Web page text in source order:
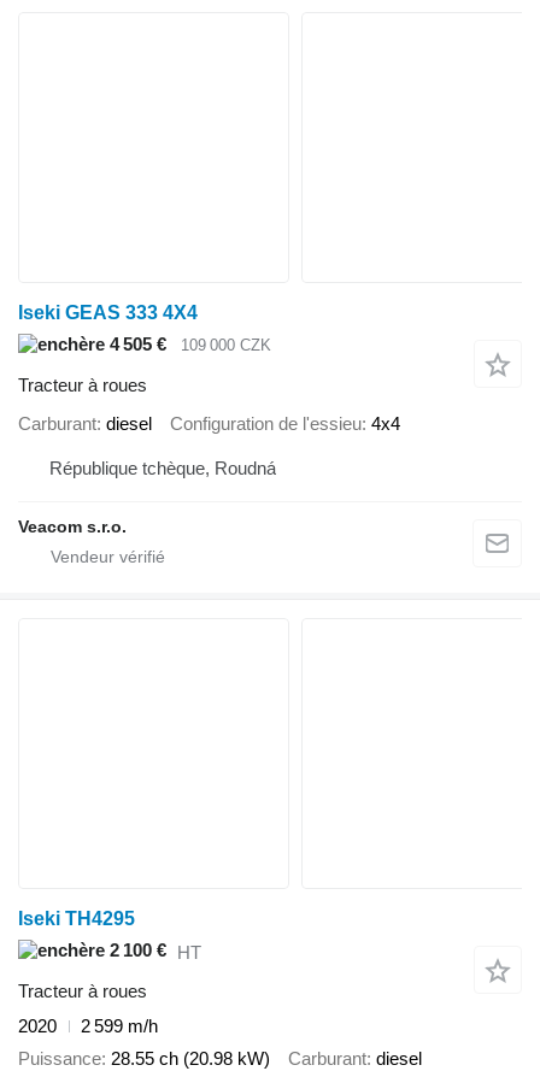
Iseki GEAS 333 4X4
4 505 €
109 000 CZK
Tracteur à roues
Carburant diesel Configuration de l'essieu 4x4
République tchèque, Roudná
Veacom s.r.o.
Iseki TH4295
2 100 € HT
Tracteur à roues
2020
2 599 m/h
Puissance 28.55 ch (20.98 kW) Carburant diesel